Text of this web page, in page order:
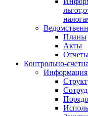
Планы
Акты
Контрольно-
Информация